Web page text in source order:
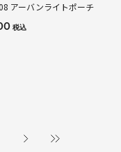
アーバンライトポーチ
税込